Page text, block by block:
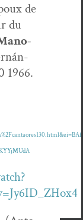
de
du
1966.